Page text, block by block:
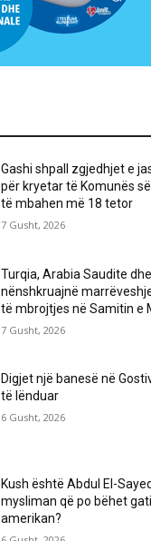
Gashi shpall zgjedhjet e
për kryetar të Komunës
të mbahen më 18 tetor
7 Gusht, 2026
Turqia, Arabia Saudite
nënshkruajnë
të mbrojtjes në Samitin e
7 Gusht, 2026
Digjet një banesë në
të lënduar
6 Gusht, 2026
Kush është Abdul El-
mysliman që po bëhet
amerikan?